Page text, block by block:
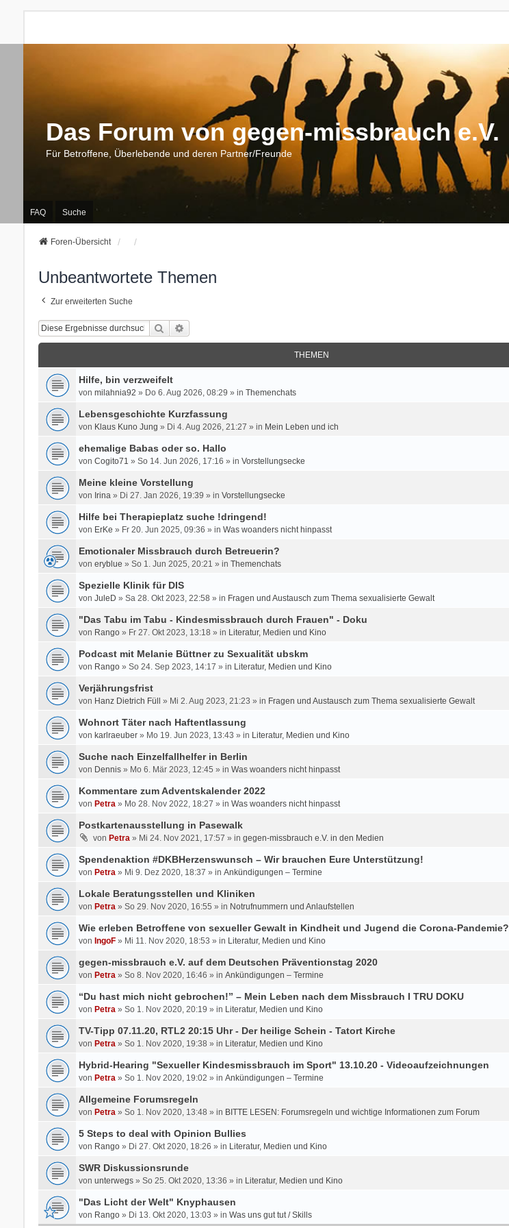
Das Forum von gegen-missbrauch e.V.
Für Betroffene, Überlebende und deren Partner/Freunde
FAQ Suche
Foren-Übersicht
Unbeantwortete Themen
Zur erweiterten Suche
Suche
THEMEN
Hilfe, bin verzweifelt
von milahnia92 » Do 6. Aug 2026, 08:29 » in Themenchats
Lebensgeschichte Kurzfassung
von Klaus Kuno Jung » Di 4. Aug 2026, 21:27 » in Mein Leben und ich
ehemalige Babas oder so. Hallo
von Cogito71 » So 14. Jun 2026, 17:16 » in Vorstellungsecke
Meine kleine Vorstellung
von Irina» Di 27. Jan 2026, 19:39 » in Vorstellungsecke
Hilfe bei Therapieplatz suche !dringend!
von ErKe » Fr 20. Jun 2025, 09:36 » in Was woanders nicht hinpasst
Emotionaler Missbrauch durch Betreuerin?
von eryblue » So 1. Jun 2025, 20:21 » in Themenchats
Spezielle Klinik für DIS
von JuleD » Sa 28. Okt 2023, 22:58 » in Fragen und Austausch zum Thema sexualisierte Gewalt
"Das Tabu im Tabu - Kindesmissbrauch durch Frauen" - Doku
von Rango» Fr 27. Okt 2023, 13:18 » in Literatur, Medien und Kino
Podcast mit Melanie Büttner zu Sexualität ubskm
von Rango» So 24. Sep 2023, 14:17 » in Literatur, Medien und Kino
Verjährungsfrist
von Hanz Dietrich Füll » Mi 2. Aug 2023, 21:23 » in Fragen und Austausch zum Thema sexualisierte Gewalt
Wohnort Täter nach Haftentlassung
von karlraeuber» Mo 19. Jun 2023, 13:43 » in Literatur, Medien und Kino
Suche nach Einzelfallhelfer in Berlin
von Dennis» Mo 6. Mär 2023, 12:45 » in Was woanders nicht hinpasst
Kommentare zum Adventskalender 2022
von Petra» Mo 28. Nov 2022, 18:27 » in Was woanders nicht hinpasst
Postkartenausstellung in Pasewalk
von Petra» Mi 24. Nov 2021, 17:57 » in gegen-missbrauch e.V. in den Medien
Spendenaktion #DKBHerzenswunsch – Wir brauchen Eure Unterstützung!
von Petra» Mi 9. Dez 2020, 18:37 » in Ankündigungen – Termine
Lokale Beratungsstellen und Kliniken
von Petra» So 29. Nov 2020, 16:55 » in Notrufnummern und Anlaufstellen
Wie erleben Betroffene von sexueller Gewalt in Kindheit und Jugend die Corona-Pandemie?
von IngoF» Mi 11. Nov 2020, 18:53 » in Literatur, Medien und Kino
gegen-missbrauch e.V. auf dem Deutschen Präventionstag 2020
von Petra» So 8. Nov 2020, 16:46 » in Ankündigungen – Termine
“Du hast mich nicht gebrochen!” – Mein Leben nach dem Missbrauch I TRU DOKU
von Petra» So 1. Nov 2020, 20:19 » in Literatur, Medien und Kino
TV-Tipp 07.11.20, RTL2 20:15 Uhr - Der heilige Schein - Tatort Kirche
von Petra» So 1. Nov 2020, 19:38 » in Literatur, Medien und Kino
Hybrid-Hearing "Sexueller Kindesmissbrauch im Sport" 13.10.20 - Videoaufzeichnungen
von Petra» So 1. Nov 2020, 19:02 » in Ankündigungen – Termine
Allgemeine Forumsregeln
von Petra» So 1. Nov 2020, 13:48 » in BITTE LESEN: Forumsregeln und wichtige Informationen zum Forum
5 Steps to deal with Opinion Bullies
von Rango» Di 27. Okt 2020, 18:26 » in Literatur, Medien und Kino
SWR Diskussionsrunde
von unterwegs» So 25. Okt 2020, 13:36 » in Literatur, Medien und Kino
"Das Licht der Welt" Knyphausen
von Rango» Di 13. Okt 2020, 13:03 » in Was uns gut tut / Skills